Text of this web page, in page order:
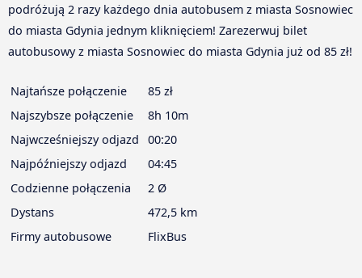
podróżują 2 razy każdego dnia autobusem z miasta Sosnowiec
do miasta Gdynia jednym kliknięciem! Zarezerwuj bilet
autobusowy z miasta Sosnowiec do miasta Gdynia już od 85 zł!
Najtańsze połączenie
85 zł
Najszybsze połączenie
8h 10m
Najwcześniejszy odjazd
00:20
Najpóźniejszy odjazd
04:45
Codzienne połączenia
2 Ø
Dystans
472,5 km
Firmy autobusowe
FlixBus